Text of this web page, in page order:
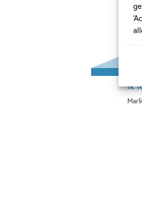
ik